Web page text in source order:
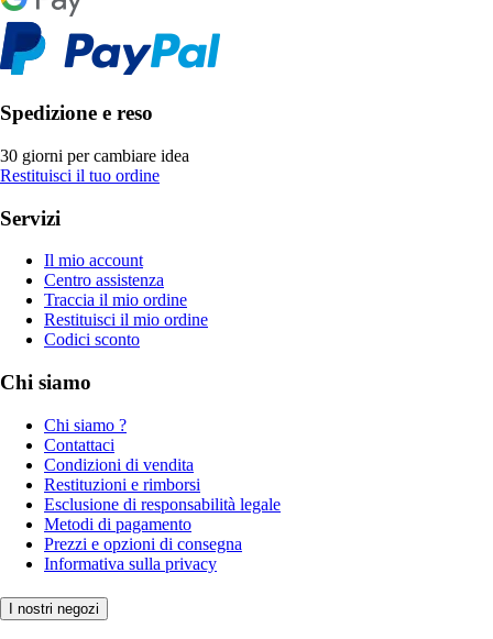
Spedizione e reso
30 giorni per cambiare idea
Restituisci il tuo ordine
Servizi
Il mio account
Centro assistenza
Traccia il mio ordine
Restituisci il mio ordine
Codici sconto
Chi siamo
Chi siamo ?
Contattaci
Condizioni di vendita
Restituzioni e rimborsi
Esclusione di responsabilità legale
Metodi di pagamento
Prezzi e opzioni di consegna
Informativa sulla privacy
I nostri negozi